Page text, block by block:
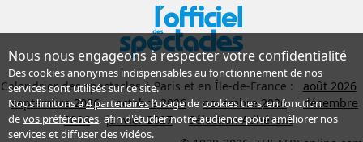
Calendrier des spectacles à Paris et en Île-de-France :
août 2026
septembre 2026
octobre 2026 novembre 2026
décembre
2026
janvier 2027
Sélection Adhérent
Nous nous engageons à respecter votre confidentialité
Des cookies anonymes indispensables au fonctionnement de nos
services sont utilisés sur ce site.
Nous limitons à4 partenairesl’usage de cookies tiers, en fonction
devos préférences, afin d'étudier notre audience pour améliorer nos
services et diffuser des vidéos.